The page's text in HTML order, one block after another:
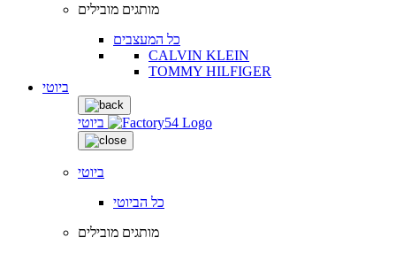
מותגים מובילים
כל המעצבים
CALVIN KLEIN
TOMMY HILFIGER
ביוטי
ביוטי
ביוטי
כל הביוטי
מותגים מובילים